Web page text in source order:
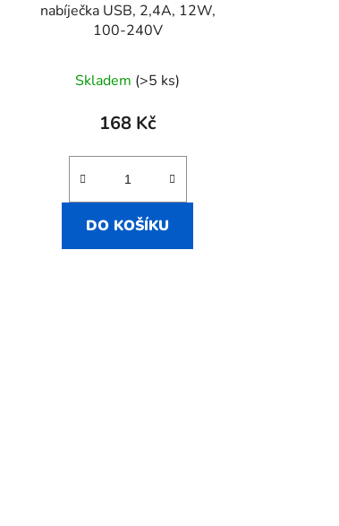
nabíječka USB, 2,4A, 12W,
100-240V
Skladem (>5 ks)
168 Kč
DO KOŠÍKU